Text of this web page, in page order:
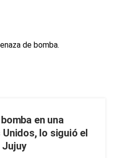
en una
lo siguió el
Jujuy